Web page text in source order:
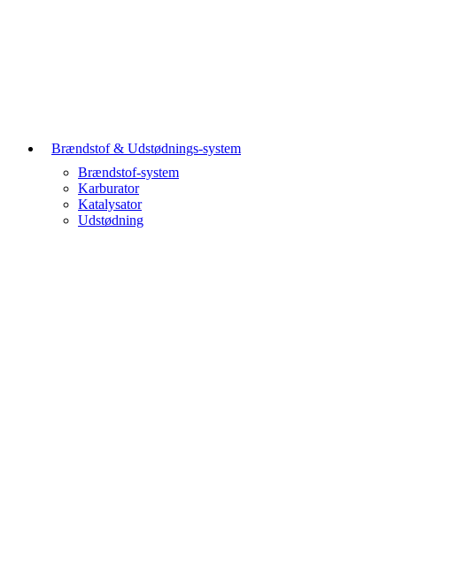
Brændstof & Udstødnings-system
Brændstof-system
Karburator
Katalysator
Udstødning